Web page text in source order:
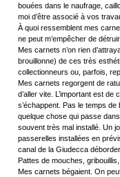
bouées dans le naufrage,
moi d’être associé à vos
À quoi ressemblent mes
ne peut m’empêcher de
Mes carnets n’on rien
brouillonne) de ces très
collectionneurs ou, parfois,
Mes carnets regorgent de
d’aller vite. L’important est de
s’échappent. Pas le temps de
quelque chose qui passe
souvent très mal installé. Un
passerelles installées en
canal de la Giudecca
Pattes de mouches,
Mes carnets bégaient. On